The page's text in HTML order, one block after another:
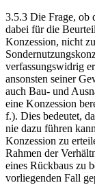
3.5.3 Die Frage, ob
dabei für die
Konzession, nicht
verfassungswidrig
ansonsten seiner
auch Bau- und
eine Konzession
f.). Dies bedeutet,
nie dazu führen
Konzession zu
Rahmen der
eines Rückbaus zu
vorliegenden Fall